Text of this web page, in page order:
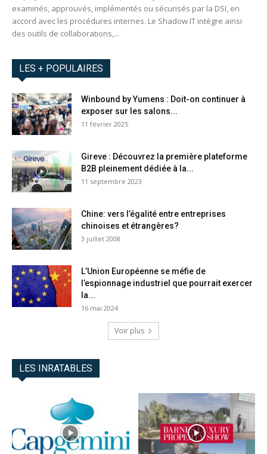
examinés, approuvés, implémentés ou sécurisés par la DSI, en
accord avec les procédures internes. Le Shadow IT intègre ainsi
des outils de collaborations,...
LES + POPULAIRES
Winbound by Yumens : Doit-on continuer à
exposer sur les salons...
11 février 2025
Gireve : Découvrez la première plateforme
B2B pleinement dédiée à la...
11 septembre 2023
Chine: vers l’égalité entre entreprises
chinoises et étrangères?
3 juillet 2008
L’Union Européenne se méfie de
l’espionnage industriel que pourrait exercer
la...
16 mai 2024
Voir plus
LES INRATABLES